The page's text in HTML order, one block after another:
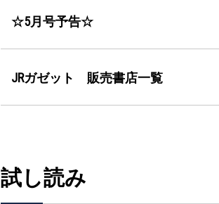
☆5月号予告☆
JRガゼット 販売書店一覧
試し読み